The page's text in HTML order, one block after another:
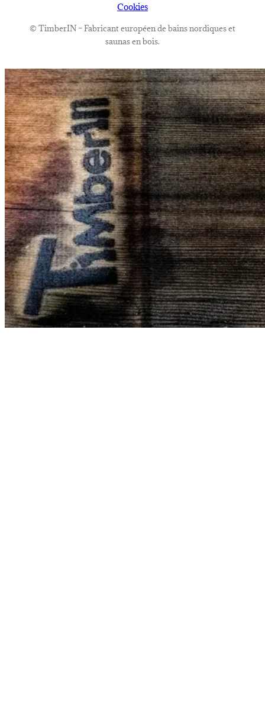
Cookies
© TimberIN – Fabricant européen de bains nordiques et
saunas en bois.